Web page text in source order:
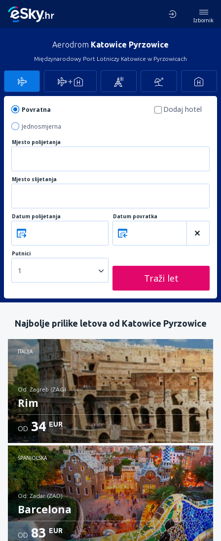
Izbornik
Aerodrom Katowice Pyrzowice
Międzynarodowy Port Lotniczy Katowice w Pyrzowicach
Povratna
Jednosmjerna
Dodaj hotel
Mjesto polijetanja
Mjesto slijetanja
Datum polijetanja Datum povratka
Putnici
1
Traži let
Najbolje prilike letova od Katowice Pyrzowice
ITALIJA
od: Zagreb (ZAG)
Rim
Provjerite detalje
OD 34 EUR
ŠPANJOLSKA
od: Zadar (ZAD)
Barcelona
OD 83 EUR